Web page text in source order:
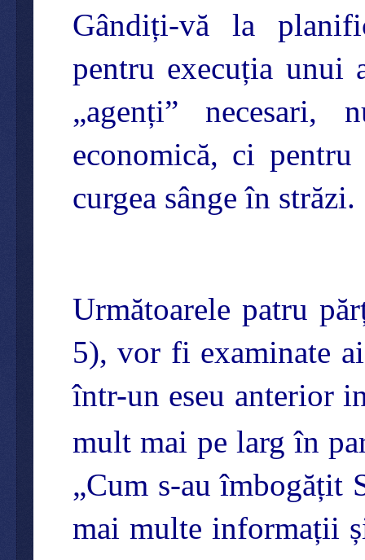
Gândiți-vă la
pentru execuția
„agenți”
economică, ci
curgea sânge în străzi.
Următoarele patru
5), vor fi examinate
într-un eseu anterior
mult mai pe larg în
„Cum s-au îmbogățit
mai multe informații